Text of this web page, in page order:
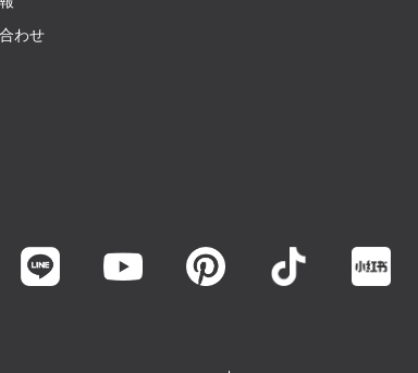
わせ